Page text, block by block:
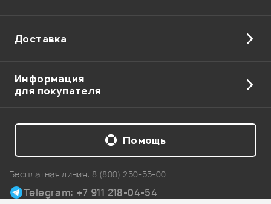
Доставка
Информация
для покупателя
Бесплатная линия: 8 (800) 250-55-00
Telegram: +7 911 218-04-54
Помощь